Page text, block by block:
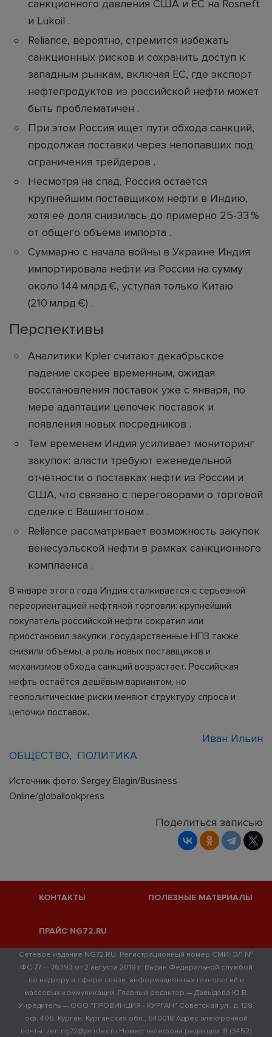
санкционного давления США и ЕС на Rosneft
и Lukoil .
Reliance, вероятно, стремится избежать
санкционных рисков и сохранить доступ к
западным рынкам, включая ЕС, где экспорт
нефтепродуктов из российской нефти может
быть проблематичен .
При этом Россия ищет пути обхода санкций,
продолжая поставки через непопавших под
ограничения трейдеров .
Несмотря на спад, Россия остаётся
крупнейшим поставщиком нефти в Индию,
хотя её доля снизилась до примерно 25-33 %
от общего объёма импорта .
Суммарно с начала войны в Украине Индия
импортировала нефти из России на сумму
около 144 млрд €, уступая только Китаю
(210 млрд €) .
Перспективы
Аналитики Kpler считают декабрьское
падение скорее временным, ожидая
восстановления поставок уже с января, по
мере адаптации цепочек поставок и
появления новых посредников .
Тем временем Индия усиливает мониторинг
закупок: власти требуют еженедельной
отчётности о поставках нефти из России и
США, что связано с переговорами о торговой
сделке с Вашингтоном .
Reliance рассматривает возможность закупок
венесуэльской нефти в рамках санкционного
комплаенса .
В январе этого года Индия сталкивается с серьёзной
переориентацией нефтяной торговли: крупнейший
покупатель российской нефти сократил или
приостановил закупки, государственные НПЗ также
снизили объёмы, а роль новых поставщиков и
механизмов обхода санкций возрастает. Российская
нефть остаётся дешёвым вариантом, но
геополитические риски меняют структуру спроса и
цепочки поставок.
Иван Ильин
ОБЩЕСТВО
ПОЛИТИКА
Источник фото: Sergey Elagin/Business
Online/globallookpress
Поделиться записью
КОНТАКТЫ ПОЛЕЗНЫЕ МАТЕРИАЛЫ
ПРАЙС NG72.RU
Сетевое издание NG72.RU. Регистрационный номер СМИ: ЭЛ №
ФС 77 — 76393 от 2 августа 2019 г. Выдан Федеральной службой
по надзору в сфере связи, информационных технологий и
массовых коммуникаций. Главный редактор — Давыдова Ю.В.
Учредитель — ООО "ПРОВИНЦИЯ - КУРГАН" Советская ул., д. 128,
оф. 406, Курган, Курганская обл., 640018 Адрес электронной
почты: zen.ng72@yandex.ru Номер телефона редакции: 8 (3452)